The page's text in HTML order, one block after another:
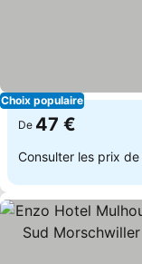
Choix populaire
De 47 €
Consulter les prix de